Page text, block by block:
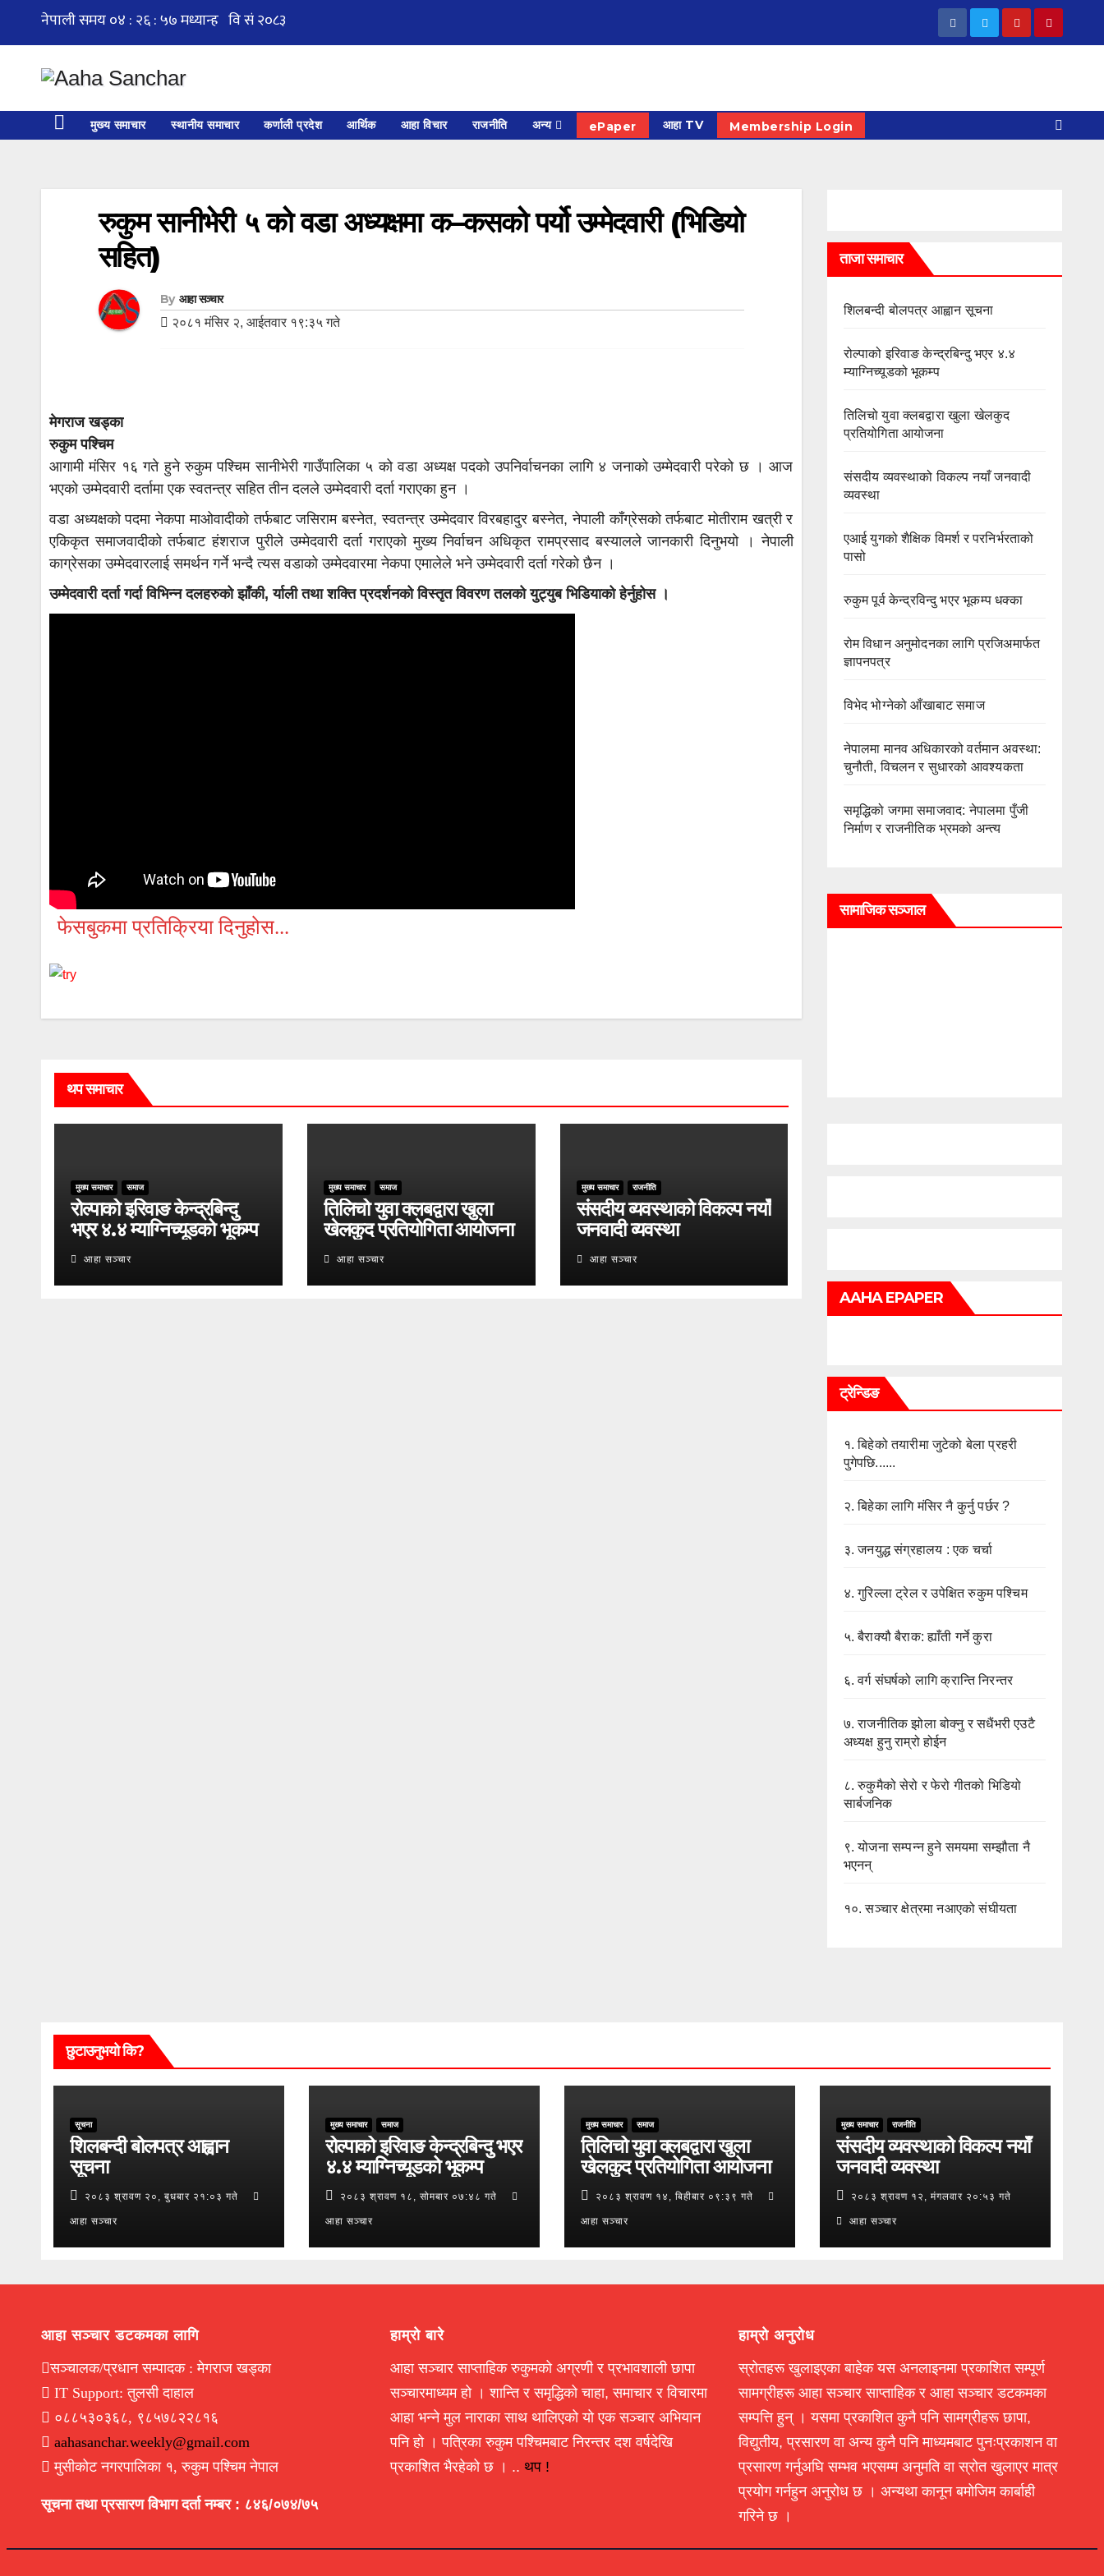
मुख्य समाचार स्थानीय समाचार कर्णाली प्रदेश आर्थिक आहा विचार राजनीति अन्य ePaper आहा TV Membership Login
रुकुम सानीभेरी ५ को वडा अध्यक्षमा क–कसको पर्यो उम्मेदवारी (भिडियो
सहित)
By आहा सञ्चार
२०८१ मंसिर २, आईतवार १९:३५ गते
मेगराज खड्का
रुकुम पश्चिम
आगामी मंसिर १६ गते हुने रुकुम पश्चिम सानीभेरी गाउँपालिका ५ को वडा अध्यक्ष पदको उपनिर्वाचनका लागि ४ जनाको उम्मेदवारी परेको छ । आज
भएको उम्मेदवारी दर्तामा एक स्वतन्त्र सहित तीन दलले उम्मेदवारी दर्ता गराएका हुन ।
वडा अध्यक्षको पदमा नेकपा माओवादीको तर्फबाट जसिराम बस्नेत, स्वतन्त्र उम्मेदवार विरबहादुर बस्नेत, नेपाली काँग्रेसको तर्फबाट मोतीराम खत्री र
एकिकृत समाजवादीको तर्फबाट हंशराज पुरीले उम्मेदवारी दर्ता गराएको मुख्य निर्वाचन अधिकृत रामप्रसाद बस्यालले जानकारी दिनुभयो । नेपाली
काग्रेसका उम्मेदवारलाई समर्थन गर्ने भन्दै त्यस वडाको उम्मेदवारमा नेकपा एमालेले भने उम्मेदवारी दर्ता गरेको छैन ।
उम्मेदवारी दर्ता गर्दा विभिन्न दलहरुको झाँकी, र्याली तथा शक्ति प्रदर्शनको विस्तृत विवरण तलको युट्युब भिडियाको हेर्नुहोस ।
फेसबुकमा प्रतिक्रिया दिनुहोस...
थप समाचार
मुख्य समाचार समाज
रोल्पाको इरिवाङ केन्द्रबिन्दु
भएर ४.४ म्याग्निच्यूडको भूकम्प
आहा सञ्चार
मुख्य समाचार समाज
तिलिचो युवा क्लबद्वारा खुला
खेलकुद प्रतियोगिता आयोजना
आहा सञ्चार
मुख्य समाचार राजनीति
संसदीय व्यवस्थाको विकल्प नयाँ
जनवादी व्यवस्था
आहा सञ्चार
ताजा समाचार
शिलबन्दी बोलपत्र आह्वान सूचना
रोल्पाको इरिवाङ केन्द्रबिन्दु भएर ४.४
म्याग्निच्यूडको भूकम्प
तिलिचो युवा क्लबद्वारा खुला खेलकुद
प्रतियोगिता आयोजना
संसदीय व्यवस्थाको विकल्प नयाँ जनवादी
व्यवस्था
एआई युगको शैक्षिक विमर्श र परनिर्भरताको
पासो
रुकुम पूर्व केन्द्रविन्दु भएर भूकम्प धक्का
रोम विधान अनुमोदनका लागि प्रजिअमार्फत
ज्ञापनपत्र
विभेद भोग्नेको आँखाबाट समाज
नेपालमा मानव अधिकारको वर्तमान अवस्था:
चुनौती, विचलन र सुधारको आवश्यकता
समृद्धिको जगमा समाजवाद: नेपालमा पुँजी
निर्माण र राजनीतिक भ्रमको अन्त्य
सामाजिक सञ्जाल
AAHA EPAPER
ट्रेन्डिङ
१.बिहेको तयारीमा जुटेको बेला प्रहरी
पुगेपछि......
२.बिहेका लागि मंसिर नै कुर्नु पर्छर ?
३.जनयुद्ध संग्रहालय : एक चर्चा
४.गुरिल्ला ट्रेल र उपेक्षित रुकुम पश्चिम
५.बैराक्यौ बैराक: ह्याँती गर्ने कुरा
६.वर्ग संघर्षको लागि क्रान्ति निरन्तर
७.राजनीतिक झोला बोक्नु र सधैंभरी एउटै
अध्यक्ष हुनु राम्रो होईन
८.रुकुमैको सेरो र फेरो गीतको भिडियो
सार्बजनिक
९.योजना सम्पन्न हुने समयमा सम्झौता नै
भएनन्
१०.सञ्चार क्षेत्रमा नआएको संघीयता
छुटाउनुभयो कि?
सूचना
शिलबन्दी बोलपत्र आह्वान
सूचना
२०८३ श्रावण २०, बुधबार २१:०३ गते
आहा सञ्चार
मुख्य समाचार समाज
रोल्पाको इरिवाङ केन्द्रबिन्दु भएर
४.४ म्याग्निच्यूडको भूकम्प
२०८३ श्रावण १८, सोमबार ०७:४८ गते
आहा सञ्चार
मुख्य समाचार समाज
तिलिचो युवा क्लबद्वारा खुला
खेलकुद प्रतियोगिता आयोजना
२०८३ श्रावण १४, बिहीबार ०९:३९ गते
आहा सञ्चार
मुख्य समाचार राजनीति
संसदीय व्यवस्थाको विकल्प नयाँ
जनवादी व्यवस्था
२०८३ श्रावण १२, मंगलवार २०:५३ गते
आहा सञ्चार
आहा सञ्चार डटकमका लागि
सञ्चालक/प्रधान सम्पादक : मेगराज खड्का
IT Support: तुलसी दाहाल
०८८५३०३६८, ९८५७८२२८१६
aahasanchar.weekly@gmail.com
मुसीकोट नगरपालिका १, रुकुम पश्चिम नेपाल
सूचना तथा प्रसारण विभाग दर्ता नम्बर : ८४६/०७४/७५
हाम्रो बारे
आहा सञ्चार साप्ताहिक रुकुमको अग्रणी र प्रभावशाली छापा
सञ्चारमाध्यम हो । शान्ति र समृद्धिको चाहा, समाचार र विचारमा
आहा भन्ने मुल नाराका साथ थालिएको यो एक सञ्चार अभियान
पनि हो । पत्रिका रुकुम पश्चिमबाट निरन्तर दश वर्षदेखि
प्रकाशित भैरहेको छ । .. थप !
हाम्रो अनुरोध
स्रोतहरू खुलाइएका बाहेक यस अनलाइनमा प्रकाशित सम्पूर्ण
सामग्रीहरू आहा सञ्चार साप्ताहिक र आहा सञ्चार डटकमका
सम्पत्ति हुन् । यसमा प्रकाशित कुनै पनि सामग्रीहरू छापा,
विद्युतीय, प्रसारण वा अन्य कुनै पनि माध्यमबाट पुनःप्रकाशन वा
प्रसारण गर्नुअघि सम्भव भएसम्म अनुमति वा स्रोत खुलाएर मात्र
प्रयोग गर्नहुन अनुरोध छ । अन्यथा कानून बमोजिम कार्बाही
गरिने छ ।